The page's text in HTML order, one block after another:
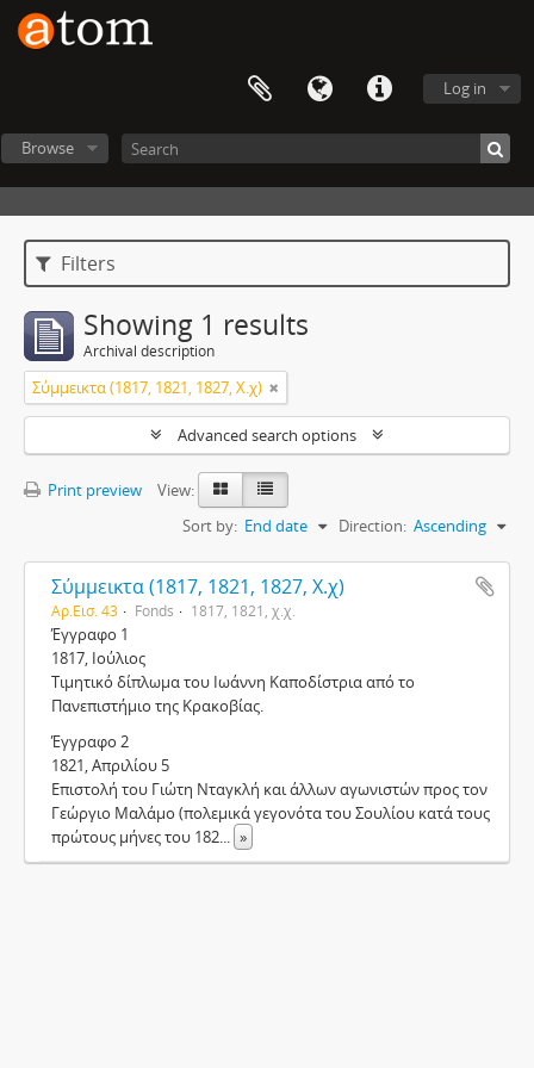
Log in
Browse
Filters
Showing 1 results
Archival description
Σύμμεικτα (1817, 1821, 1827, Χ.χ)
Advanced search options
Print preview
View:
Sort by: End date Direction: Ascending
Σύμμεικτα (1817, 1821, 1827, Χ.χ)
Αρ.Εισ. 43 Fonds 1817, 1821, χ.χ.
Έγγραφο 1
1817, Ιούλιος
Τιμητικό δίπλωμα του Ιωάννη Καποδίστρια από το
Πανεπιστήμιο της Κρακοβίας.
Έγγραφο 2
1821, Απριλίου 5
Επιστολή του Γιώτη Νταγκλή και άλλων αγωνιστών προς τον
Γεώργιο Μαλάμο (πολεμικά γεγονότα του Σουλίου κατά τους
πρώτους μήνες του 182... »